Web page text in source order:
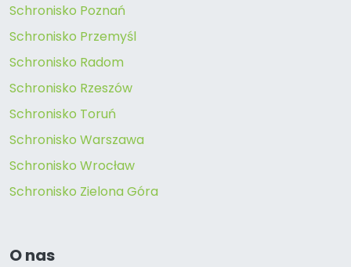
Schronisko Poznań
Schronisko Przemyśl
Schronisko Radom
Schronisko Rzeszów
Schronisko Toruń
Schronisko Warszawa
Schronisko Wrocław
Schronisko Zielona Góra
O nas